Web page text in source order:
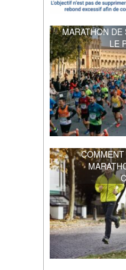
MARATHON DE
LE